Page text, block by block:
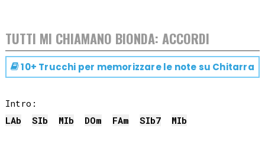
TUTTI MI CHIAMANO BIONDA: ACCORDI
10+ Trucchi per memorizzare le note su Chitarra
LAb
SIb MIb DOm FAm SIb7 MIb